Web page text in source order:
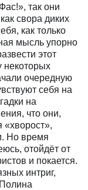
так они
свора диких
как только
мысль упорно
этот
некоторых
очередную
себя на
на
что они,
Но время
отойдёт от
и покается.
интриг,